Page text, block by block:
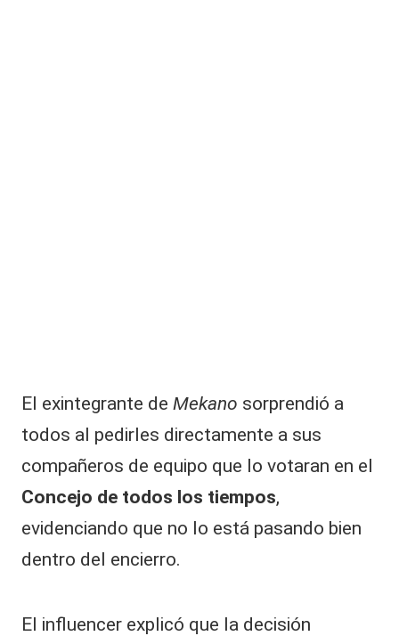
El exintegrante de Mekano sorprendió a
todos al pedirles directamente a sus
compañeros de equipo que lo votaran en el
Concejo de todos los tiempos,
evidenciando que no lo está pasando bien
dentro del encierro.
El influencer explicó que la decisión